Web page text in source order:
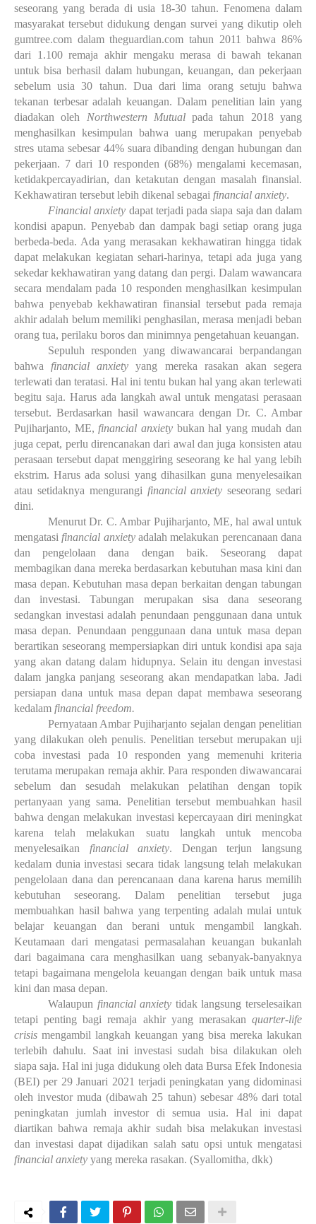
seseorang yang berada di usia 18-30 tahun. Fenomena dalam
masyarakat tersebut didukung dengan survei yang dikutip oleh
gumtree.com dalam theguardian.com tahun 2011 bahwa 86%
dari 1.100 remaja akhir mengaku merasa di bawah tekanan
untuk bisa berhasil dalam hubungan, keuangan, dan pekerjaan
sebelum usia 30 tahun. Dua dari lima orang setuju bahwa
tekanan terbesar adalah keuangan. Dalam penelitian lain yang
diadakan oleh Northwestern Mutualpada tahun 2018 yang
menghasilkan kesimpulan bahwa uang merupakan penyebab
stres utama sebesar 44% suara dibanding dengan hubungan dan
pekerjaan. 7 dari 10 responden (68%) mengalami kecemasan,
ketidakpercayadirian, dan ketakutan dengan masalah finansial.
Kekhawatiran tersebut lebih dikenal sebagai financial anxiety.
Financial anxiety dapat terjadi pada siapa saja dan dalam
kondisi apapun. Penyebab dan dampak bagi setiap orang juga
berbeda-beda. Ada yang merasakan kekhawatiran hingga tidak
dapat melakukan kegiatan sehari-harinya, tetapi ada juga yang
sekedar kekhawatiran yang datang dan pergi. Dalam wawancara
secara mendalam pada 10 responden menghasilkan kesimpulan
bahwa penyebab kekhawatiran finansial tersebut pada remaja
akhir adalah belum memiliki penghasilan, merasa menjadi beban
orang tua, perilaku boros dan minimnya pengetahuan keuangan.
Sepuluh responden yang diwawancarai berpandangan
bahwa financial anxiety yang mereka rasakan akan segera
terlewati dan teratasi. Hal ini tentu bukan hal yang akan terlewati
begitu saja. Harus ada langkah awal untuk mengatasi perasaan
tersebut. Berdasarkan hasil wawancara dengan Dr. C. Ambar
Pujiharjanto, ME, financial anxietybukan hal yang mudah dan
juga cepat, perlu direncanakan dari awal dan juga konsisten atau
perasaan tersebut dapat menggiring seseorang ke hal yang lebih
ekstrim. Harus ada solusi yang dihasilkan guna menyelesaikan
atau setidaknya mengurangi financial anxiety seseorang sedari
dini.
Menurut Dr. C. Ambar Pujiharjanto, ME, hal awal untuk
mengatasi financial anxietyadalah melakukan perencanaan dana
dan pengelolaan dana dengan baik. Seseorang dapat
membagikan dana mereka berdasarkan kebutuhan masa kini dan
masa depan. Kebutuhan masa depan berkaitan dengan tabungan
dan investasi. Tabungan merupakan sisa dana seseorang
sedangkan investasi adalah penundaan penggunaan dana untuk
masa depan. Penundaan penggunaan dana untuk masa depan
berartikan seseorang mempersiapkan diri untuk kondisi apa saja
yang akan datang dalam hidupnya. Selain itu dengan investasi
dalam jangka panjang seseorang akan mendapatkan laba. Jadi
persiapan dana untuk masa depan dapat membawa seseorang
kedalam financial freedom.
Pernyataan Ambar Pujiharjanto sejalan dengan penelitian
yang dilakukan oleh penulis. Penelitian tersebut merupakan uji
coba investasi pada 10 responden yang memenuhi kriteria
terutama merupakan remaja akhir. Para responden diwawancarai
sebelum dan sesudah melakukan pelatihan dengan topik
pertanyaan yang sama. Penelitian tersebut membuahkan hasil
bahwa dengan melakukan investasi kepercayaan diri meningkat
karena telah melakukan suatu langkah untuk mencoba
menyelesaikan financial anxiety. Dengan terjun langsung
kedalam dunia investasi secara tidak langsung telah melakukan
pengelolaan dana dan perencanaan dana karena harus memilih
kebutuhan seseorang. Dalam penelitian tersebut juga
membuahkan hasil bahwa yang terpenting adalah mulai untuk
belajar keuangan dan berani untuk mengambil langkah.
Keutamaan dari mengatasi permasalahan keuangan bukanlah
dari bagaimana cara menghasilkan uang sebanyak-banyaknya
tetapi bagaimana mengelola keuangan dengan baik untuk masa
kini dan masa depan.
Walaupun financial anxiety tidak langsung terselesaikan
tetapi penting bagi remaja akhir yang merasakan quarter-life
crisis mengambil langkah keuangan yang bisa mereka lakukan
terlebih dahulu. Saat ini investasi sudah bisa dilakukan oleh
siapa saja. Hal ini juga didukung oleh data Bursa Efek Indonesia
(BEI) per 29 Januari 2021 terjadi peningkatan yang didominasi
oleh investor muda (dibawah 25 tahun) sebesar 48% dari total
peningkatan jumlah investor di semua usia. Hal ini dapat
diartikan bahwa remaja akhir sudah bisa melakukan investasi
dan investasi dapat dijadikan salah satu opsi untuk mengatasi
financial anxiety yang mereka rasakan. (Syallomitha, dkk)